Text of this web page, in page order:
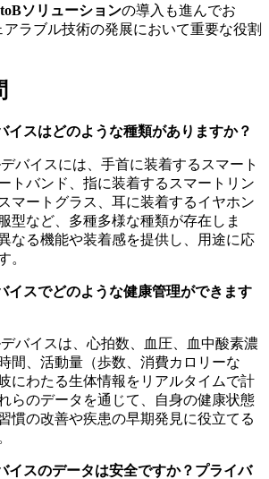
ソリューションの導入も進んでお
アラブル技術の発展において重要な役割
イスはどのような種類がありますか？
バイスには、手首に装着するスマート
トバンド、指に装着するスマートリン
マートグラス、耳に装着するイヤホン
型など、多種多様な種類が存在しま
なる機能や装着感を提供し、用途に応
。
イスでどのような健康管理ができます
バイスは、心拍数、血圧、血中酸素濃
間、活動量（歩数、消費カロリーな
にわたる生体情報をリアルタイムで計
らのデータを通じて、自身の健康状態
慣の改善や疾患の早期発見に役立てる
イスのデータは安全ですか？プライバ